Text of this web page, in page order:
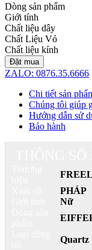
Dòng sản phẩm
Giới tính
Chất liệu dây
Chất Liệu Vỏ
Chất liệu kính
Đặt mua
ZALO: 0876.35.6666
Chi tiết sản
Chúng tôi giúp
Hướng dẫn sử
Bảo hành
PHÁP
Nữ
Quartz